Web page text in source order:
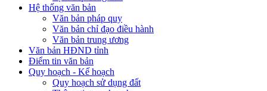
Hệ thống văn bản
Văn bản pháp quy
Văn bản chỉ đạo điều hành
Văn bản trung ương
Văn bản HĐND tỉnh
Điểm tin văn bản
Quy hoạch - Kế hoạch
Quy hoạch sử dụng đất